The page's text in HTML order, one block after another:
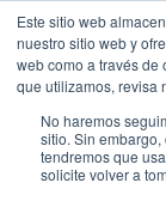
Este sitio web
nuestro sitio web y
web como a través de
que utilizamos, revisa
No haremos
sitio. Sin
tendremos que
solicite volver a